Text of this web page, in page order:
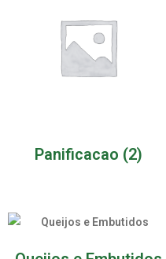
Panificacao (2)